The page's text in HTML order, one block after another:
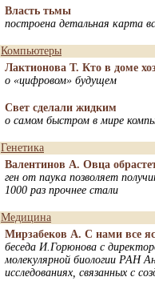
Власть тьмы
построена детальная карта
Компьютеры
Лактионова Т. Кто в доме
о «цифровом» будущем
Свет сделали жидким
о самом быстром в мире
Генетика
Валентинов А. Овца
ген от паука позволяет
1000 раз прочнее стали
Медицина
Мирзабеков А. С нами все
беседа И.Горюнова с
молекулярной биологии РАН
исследованиях, связанных с